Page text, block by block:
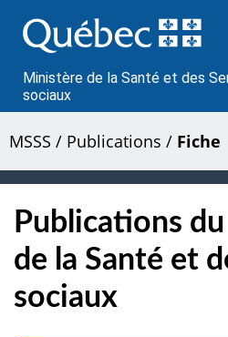
au
contenu
Ministère de la Santé et des
sociaux
MSSS / Publications / Fiche
Publications
de la Santé et
sociaux